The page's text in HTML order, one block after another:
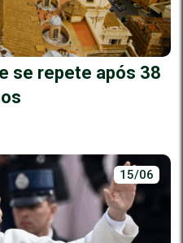
se repete após 38
15/06